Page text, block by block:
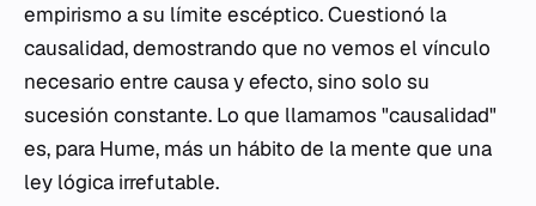
empirismo a su límite escéptico. Cuestionó la
causalidad, demostrando que no vemos el vínculo
necesario entre causa y efecto, sino solo su
sucesión constante. Lo que llamamos "causalidad"
es, para Hume, más un hábito de la mente que una
ley lógica irrefutable.